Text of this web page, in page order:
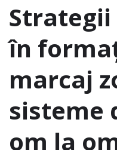
în
marcaj
sisteme
om la